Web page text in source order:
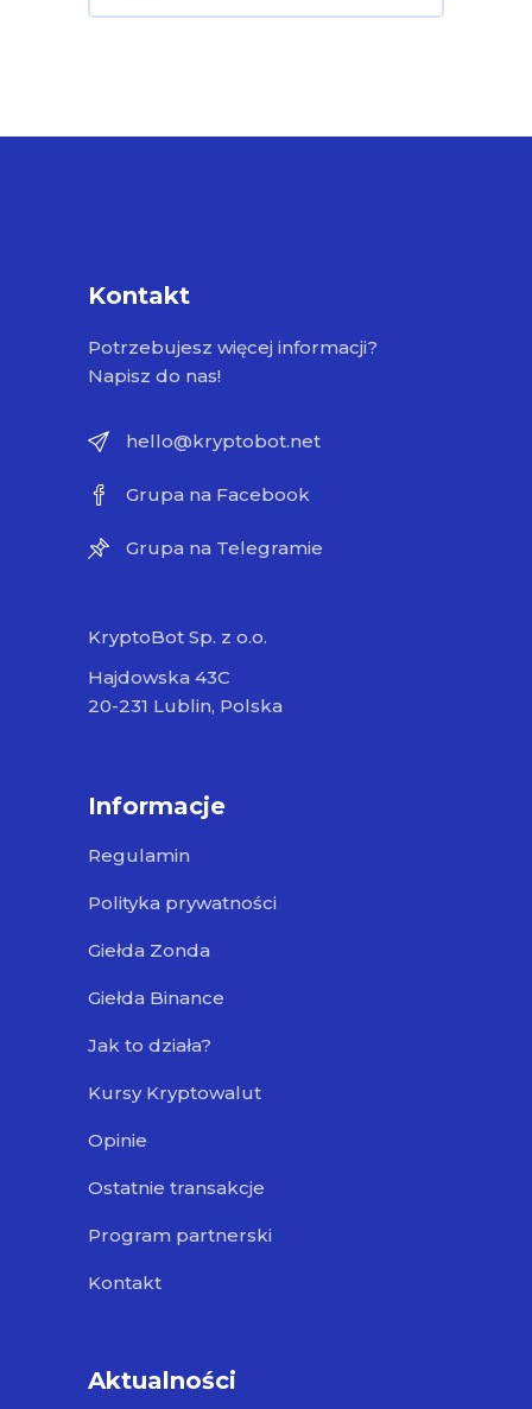
Kontakt
Potrzebujesz więcej informacji?
Napisz do nas!
hello@kryptobot.net
Grupa na Facebook
Grupa na Telegramie
KryptoBot Sp. z o.o.
Hajdowska 43C
20-231 Lublin, Polska
Informacje
Regulamin
Polityka prywatności
Giełda Zonda
Giełda Binance
Jak to działa?
Kursy Kryptowalut
Opinie
Ostatnie transakcje
Program partnerski
Kontakt
Aktualności